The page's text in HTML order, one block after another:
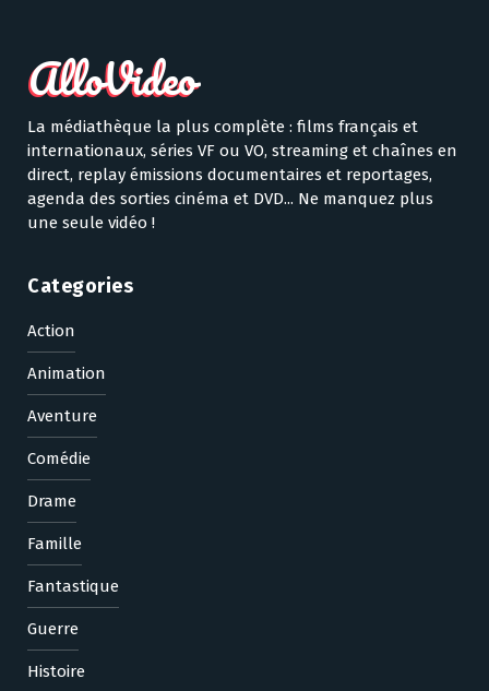
La médiathèque la plus complète : films français et
internationaux, séries VF ou VO, streaming et chaînes en
direct, replay émissions documentaires et reportages,
agenda des sorties cinéma et DVD... Ne manquez plus
une seule vidéo !
Categories
Action
Animation
Aventure
Comédie
Drame
Famille
Fantastique
Guerre
Histoire